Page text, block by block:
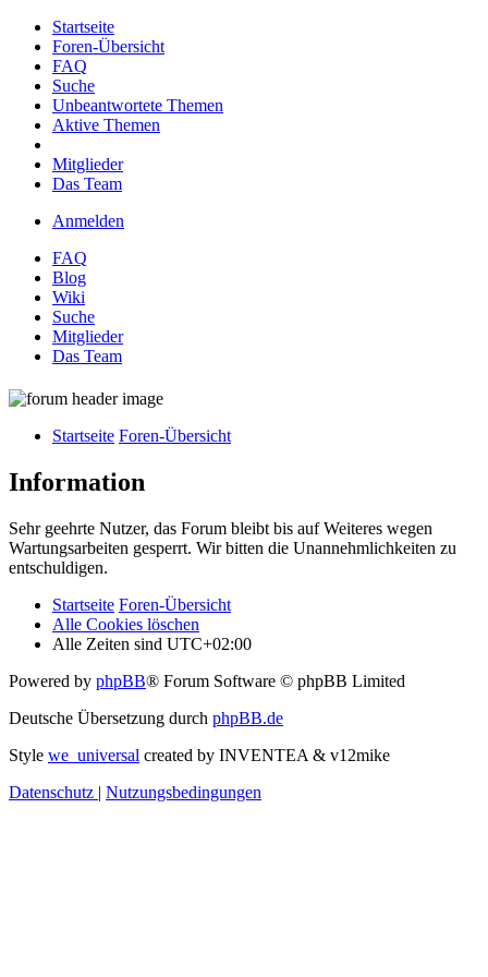
Startseite
Foren-Übersicht
FAQ
Suche
Unbeantwortete Themen
Aktive Themen
Mitglieder
Das Team
Anmelden
FAQ
Blog
Wiki
Suche
Mitglieder
Das Team
Startseite Foren-Übersicht
Information
Sehr geehrte Nutzer, das Forum bleibt bis auf Weiteres wegen
Wartungsarbeiten gesperrt. Wir bitten die Unannehmlichkeiten zu
entschuldigen.
Startseite Foren-Übersicht
Alle Cookies löschen
Alle Zeiten sind UTC+02:00
Powered by phpBB® Forum Software © phpBB Limited
Deutsche Übersetzung durch phpBB.de
Style we_universal created by INVENTEA & v12mike
Datenschutz | Nutzungsbedingungen